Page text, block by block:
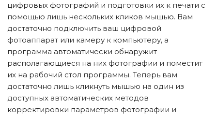
цифровых фотографий и подготовки их к печати с
помощью лишь нескольких кликов мышью. Вам
достаточно подключить ваш цифровой
фотоаппарат или камеру к компьютеру, а
программа автоматически обнаружит
располагающиеся на них фотографии и поместит
их на рабочий стол программы. Теперь вам
достаточно лишь кликнуть мышью на один из
доступных автоматических методов
корректировки параметров фотографии и